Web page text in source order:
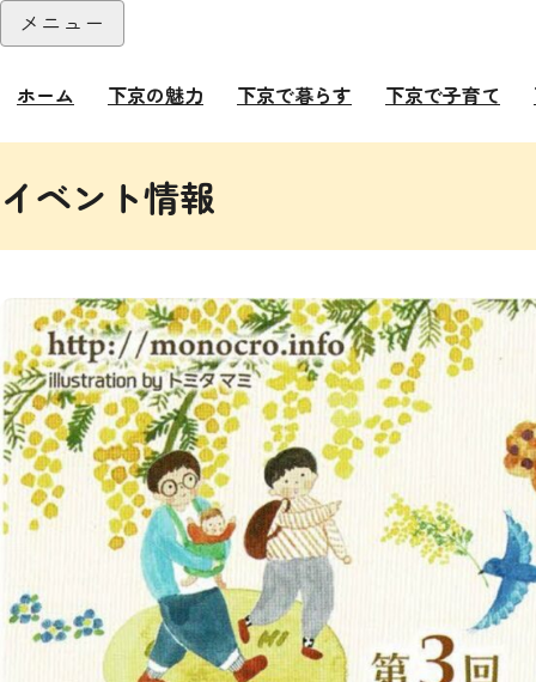
本文へ
メニュー
ホーム 下京の魅力 下京で暮らす 下京で子育て
イベント情報